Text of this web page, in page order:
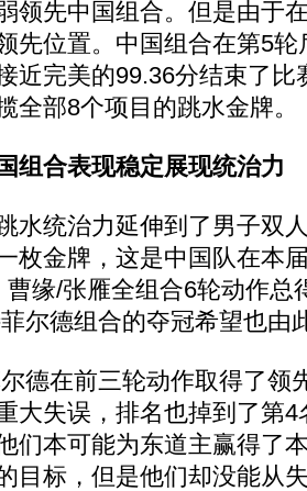
领先中国组合。但是由于
先位置。中国组合在第5
近完美的99.36分结束了比
全部8个项目的跳水金牌。
组合表现稳定展现统治力
统治力延伸到了男子双
枚金牌，这是中国队在本
缘/张雁全组合6轮动作总
尔德组合的夺冠希望也由
在前三轮动作取得了领
大失误，排名也掉到了第
们本可能为东道主赢得了
目标，但是他们却没能从